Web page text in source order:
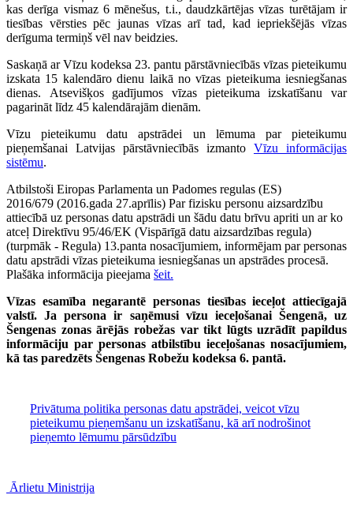
kas derīga vismaz 6 mēnešus, t.i., daudzkārtējas vīzas turētājam ir
tiesības vērsties pēc jaunas vīzas arī tad, kad iepriekšējās vīzas
derīguma termiņš vēl nav beidzies.
Saskaņā ar Vīzu kodeksa 23. pantu pārstāvniecībās vīzas pieteikumu
izskata 15 kalendāro dienu laikā no vīzas pieteikuma iesniegšanas
dienas. Atsevišķos gadījumos vīzas pieteikuma izskatīšanu var
pagarināt līdz 45 kalendārajām dienām.
Vīzu pieteikumu datu apstrādei un lēmuma par pieteikumu
pieņemšanai Latvijas pārstāvniecībās izmanto Vīzu informācijas
sistēmu.
Atbilstoši Eiropas Parlamenta un Padomes regulas (ES)
2016/679 (2016.gada 27.aprīlis) Par fizisku personu aizsardzību
attiecībā uz personas datu apstrādi un šādu datu brīvu apriti un ar ko
atceļ Direktīvu 95/46/EK (Vispārīgā datu aizsardzības regula)
(turpmāk - Regula) 13.panta nosacījumiem, informējam par personas
datu apstrādi vīzas pieteikuma iesniegšanas un apstrādes procesā.
Plašāka informācija pieejama šeit.
Vīzas esamība negarantē personas tiesības ieceļot attiecīgajā
valstī. Ja persona ir saņēmusi vīzu ieceļošanai Šengenā, uz
Šengenas zonas ārējās robežas var tikt lūgts uzrādīt papildus
informāciju par personas atbilstību ieceļošanas nosacījumiem,
kā tas paredzēts Šengenas Robežu kodeksa 6. pantā.
Privātuma politika personas datu apstrādei, veicot vīzu
pieteikumu pieņemšanu un izskatīšanu, kā arī nodrošinot
pieņemto lēmumu pārsūdzību
Ārlietu Ministrija